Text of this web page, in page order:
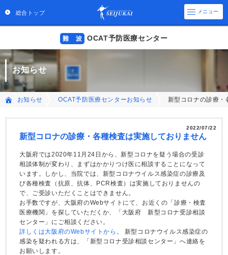
総合トップ メニュー
難 波 OCAT予防医療センター
お知らせ
お知らせ OCAT予防医療センターお知らせ 新型コロナの診療
2022/07/22
新型コロナの診療・各種検査は実施しておりません
大阪府では2020年11月24日から、新型コロナを疑う場合の受診
相談体制が変わり、まずはかかりつけ医に相談することになって
います。しかし、当院では、新型コロナウイルス感染症の診療及
び各種検査（抗原、抗体、PCR検査）は実施しておりませんの
で、ご受診いただくことはできません。
お手数ですが、大阪府のWebサイトにて、お近くの「診療・検査
医療機関」を探していただくか、「大阪府 新型コロナ受診相談
センター」にご相談ください。
詳しくは大阪府のWebサイトから。
新型コロナウイルス感染症の
感染を疑われる方は、「新型コロナ受診相談センター」へ連絡を
お願いします。